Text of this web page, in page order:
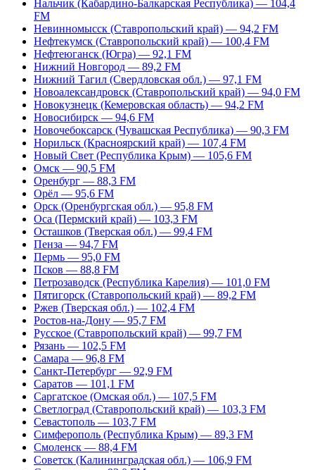
Нальчик (Кабардино-Балкарская Республика) — 104,4
FM
Невинномысск (Ставропольский край) — 94,2 FM
Нефтекумск (Ставропольский край) — 100,4 FM
Нефтеюганск (Югра) — 92,1 FM
Нижний Новгород — 89,2 FM
Нижний Тагил (Свердловская обл.) — 97,1 FM
Новоалександровск (Ставропольский край) — 94,0 FM
Новокузнецк (Кемеровская область) — 94,2 FM
Новосибирск — 94,6 FM
Новочебоксарск (Чувашская Республика) — 90,3 FM
Норильск (Красноярский край) — 107,4 FM
Новый Свет (Республика Крым) — 105,6 FM
Омск — 90,5 FM
Оренбург — 88,3 FM
Орёл — 95,6 FM
Орск (Оренбургская обл.) — 95,8 FM
Оса (Пермский край) — 103,3 FM
Осташков (Тверская обл.) — 99,4 FM
Пенза — 94,7 FM
Пермь — 95,0 FM
Псков — 88,8 FM
Петрозаводск (Республика Карелия) — 101,0 FM
Пятигорск (Ставропольский край) — 89,2 FM
Ржев (Тверская обл.) — 102,4 FM
Ростов-на-Дону — 95,7 FM
Русское (Ставропольский край) — 99,7 FM
Рязань — 102,5 FM
Самара — 96,8 FM
Санкт-Петербург — 92,9 FM
Саратов — 101,1 FM
Саргатское (Омская обл.) — 107,5 FM
Светлоград (Ставропольский край) — 103,3 FM
Севастополь — 103,7 FM
Симферополь (Республика Крым) — 89,3 FM
Смоленск — 88,4 FM
Советск (Калининградская обл.) — 106,9 FM